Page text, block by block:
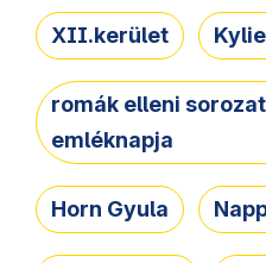
XII.kerület
romák elleni
emléknapja
Horn Gyula